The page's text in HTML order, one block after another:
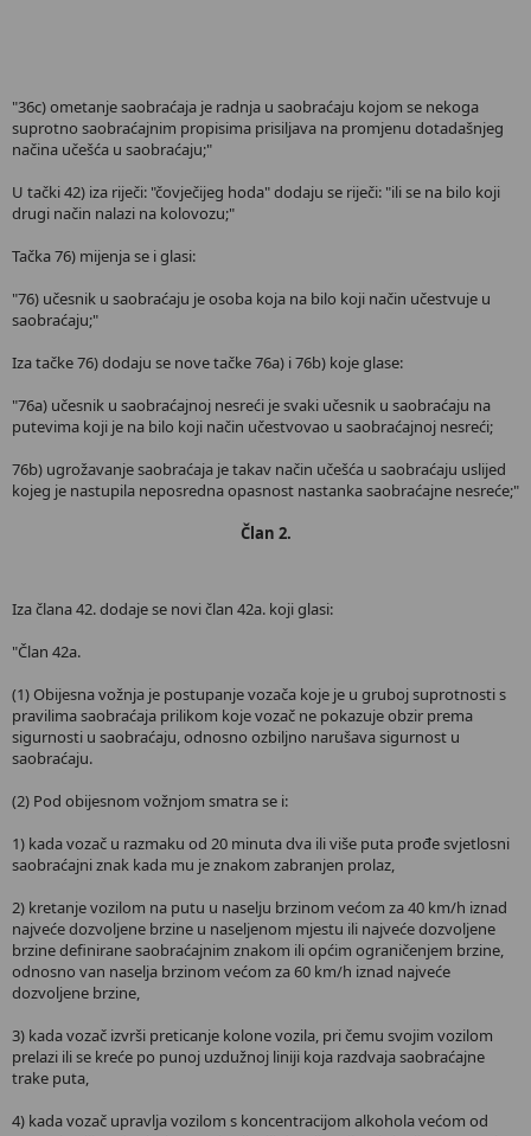
"36c) ometanje saobraćaja je radnja u saobraćaju kojom se nekoga
suprotno saobraćajnim propisima prisiljava na promjenu dotadašnjeg
načina učešća u saobraćaju;"
U tački 42) iza riječi: "čovječijeg hoda" dodaju se riječi: "ili se na bilo koji
drugi način nalazi na kolovozu;"
Tačka 76) mijenja se i glasi:
"76) učesnik u saobraćaju je osoba koja na bilo koji način učestvuje u
saobraćaju;"
Iza tačke 76) dodaju se nove tačke 76a) i 76b) koje glase:
"76a) učesnik u saobraćajnoj nesreći je svaki učesnik u saobraćaju na
putevima koji je na bilo koji način učestvovao u saobraćajnoj nesreći;
76b) ugrožavanje saobraćaja je takav način učešća u saobraćaju uslijed
kojeg je nastupila neposredna opasnost nastanka saobraćajne nesreće;"
Član 2.
Iza člana 42. dodaje se novi član 42a. koji glasi:
"Član 42a.
(1) Obijesna vožnja je postupanje vozača koje je u gruboj suprotnosti s
pravilima saobraćaja prilikom koje vozač ne pokazuje obzir prema
sigurnosti u saobraćaju, odnosno ozbiljno narušava sigurnost u
saobraćaju.
(2) Pod obijesnom vožnjom smatra se i:
1) kada vozač u razmaku od 20 minuta dva ili više puta prođe svjetlosni
saobraćajni znak kada mu je znakom zabranjen prolaz,
2) kretanje vozilom na putu u naselju brzinom većom za 40 km/h iznad
najveće dozvoljene brzine u naseljenom mjestu ili najveće dozvoljene
brzine definirane saobraćajnim znakom ili općim ograničenjem brzine,
odnosno van naselja brzinom većom za 60 km/h iznad najveće
dozvoljene brzine,
3) kada vozač izvrši preticanje kolone vozila, pri čemu svojim vozilom
prelazi ili se kreće po punoj uzdužnoj liniji koja razdvaja saobraćajne
trake puta,
4) kada vozač upravlja vozilom s koncentracijom alkohola većom od